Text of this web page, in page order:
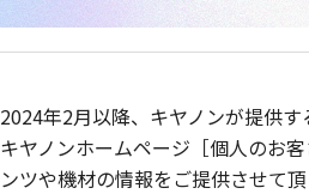
2024年2月以降、キヤノンが提供
キヤノンホームページ［個人のお
ンツや機材の情報をご提供させて頂